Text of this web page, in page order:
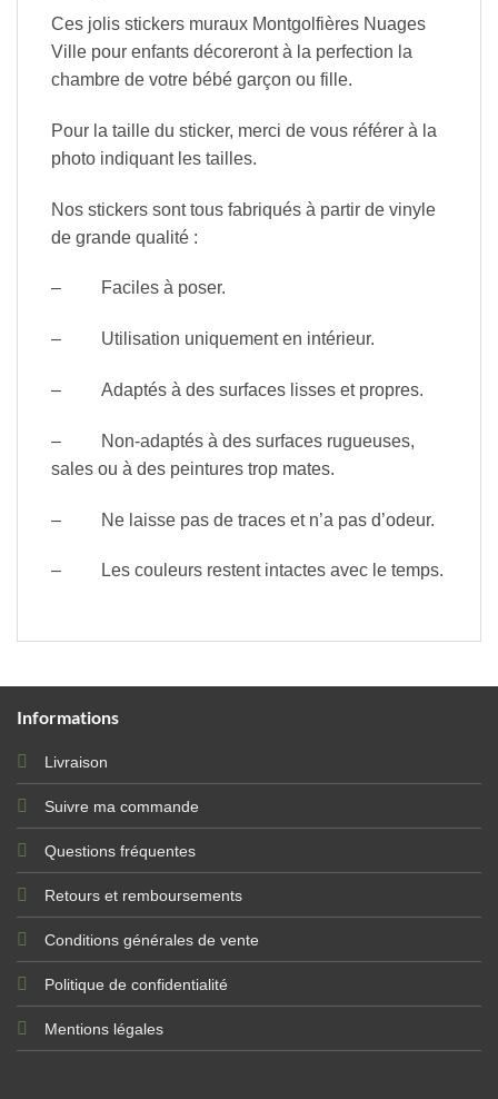
Ces jolis stickers muraux Montgolfières Nuages
Ville pour enfants décoreront à la perfection la
chambre de votre bébé garçon ou fille.
Pour la taille du sticker, merci de vous référer à la
photo indiquant les tailles.
Nos stickers sont tous fabriqués à partir de vinyle
de grande qualité :
– Faciles à poser.
– Utilisation uniquement en intérieur.
– Adaptés à des surfaces lisses et propres.
– Non-adaptés à des surfaces rugueuses,
sales ou à des peintures trop mates.
– Ne laisse pas de traces et n’a pas d’odeur.
– Les couleurs restent intactes avec le temps.
Informations
Livraison
Suivre ma commande
Questions fréquentes
Retours et remboursements
Conditions générales de vente
Politique de confidentialité
Mentions légales